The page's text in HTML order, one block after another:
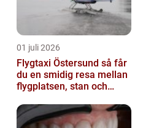
01 juli 2026
Flygtaxi Östersund så får
du en smidig resa mellan
flygplatsen, stan och